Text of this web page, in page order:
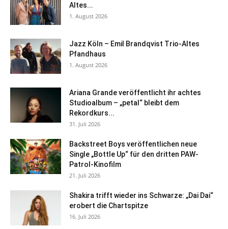
Altes...
1. August 2026
Jazz Köln – Emil Brandqvist Trio-Altes
Pfandhaus
1. August 2026
Ariana Grande veröffentlicht ihr achtes
Studioalbum – „petal“ bleibt dem
Rekordkurs...
31. Juli 2026
Backstreet Boys veröffentlichen neue
Single „Bottle Up“ für den dritten PAW-
Patrol-Kinofilm
21. Juli 2026
Shakira trifft wieder ins Schwarze: „Dai Dai“
erobert die Chartspitze
16. Juli 2026